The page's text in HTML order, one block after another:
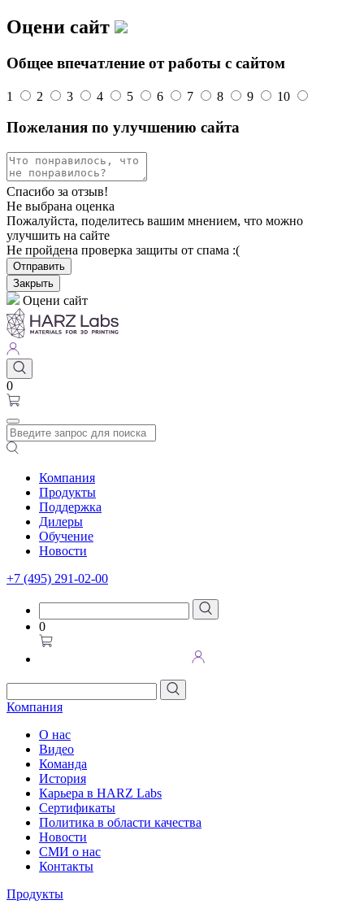
Оцени сайт
Общее впечатление от работы с сайтом
1 2 3 4 5 6 7 8 9 10
Пожелания по улучшению сайта
Спасибо за отзыв!
Не выбрана оценка
Пожалуйста, поделитесь вашим мнением, что можно
улучшить на сайте
Не пройдена проверка защиты от спама :(
Отправить
Закрыть
Оцени сайт
0
Компания
Продукты
Поддержка
Дилеры
Обучение
Новости
+7 (495) 291-02-00
0
Компания
О нас
Видео
Команда
История
Карьера в HARZ Labs
Сертификаты
Политика в области качества
Новости
СМИ о нас
Контакты
Продукты